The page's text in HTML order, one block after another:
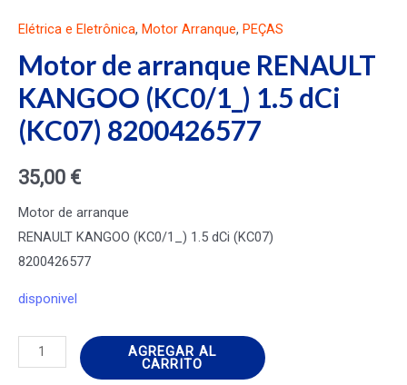
Elétrica e Eletrônica, Motor Arranque, PEÇAS
Motor de arranque RENAULT
KANGOO (KC0/1_) 1.5 dCi
(KC07) 8200426577
35,00 €
Motor de arranque
RENAULT KANGOO (KC0/1_) 1.5 dCi (KC07)
8200426577
disponivel
Motor
de
AGREGAR AL
CARRITO